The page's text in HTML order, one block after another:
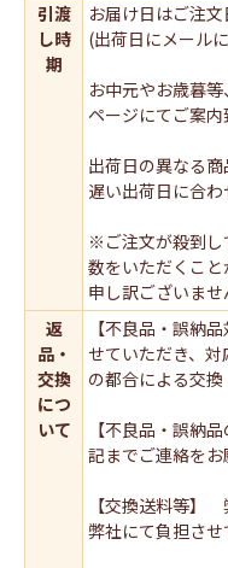
引渡
し時
期
お届け日はご注文
(出荷日にメール
お中元やお歳暮
ページにてご案内
出荷日の異なる
遅い出荷日に合わ
※ご注文が殺到し
数をいただくこ
申し訳ございませ
返
品・
交換
につ
いて
【不良品・誤納
せていただき、
の都合による交換
【不良品・誤納
記までご連絡をお
【交換送料等】
弊社にて負担させ